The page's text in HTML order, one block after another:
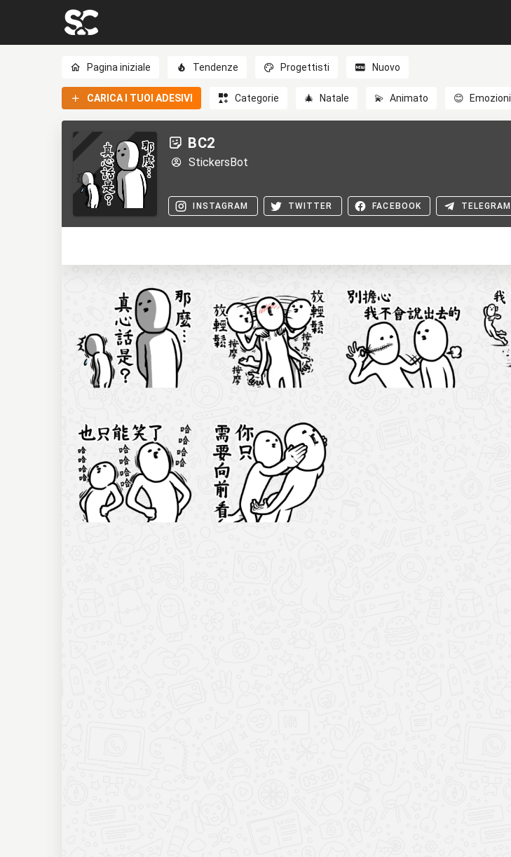
Pagina iniziale Tendenze Progettisti Nuovo
CARICA I TUOI ADESIVI Categorie 🎄 Natale 💫 Animato 😊 Emozioni
BC2
StickersBot
INSTAGRAM TWITTER FACEBOOK TELEGRAM